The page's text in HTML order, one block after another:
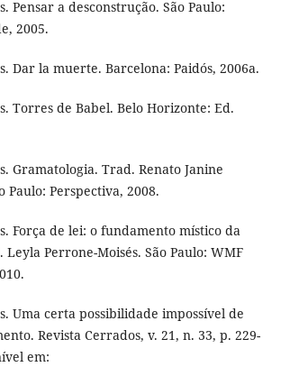
Pensar a desconstrução. São Paulo:
2005.
Dar la muerte. Barcelona: Paidós, 2006a.
Torres de Babel. Belo Horizonte: Ed.
Gramatologia. Trad. Renato Janine
Paulo: Perspectiva, 2008.
Força de lei: o fundamento místico da
Perrone-Moisés. São Paulo: WMF
Uma certa possibilidade impossível de
Revista Cerrados, v. 21, n. 33, p. 229-
em: